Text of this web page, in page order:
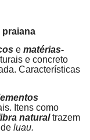
praiana
e matérias-
e concreto
Características
Itens como
naturaltrazem
luau.